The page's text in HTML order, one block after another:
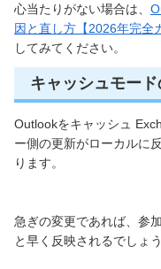
心当たりがない場合は、
因と直し方【2026年完全
してみてください。
キャッシュモー
Outlookをキャッシュ
ー側の更新がローカルに
ります。
急ぎの変更であれば、参
と早く反映されるでしょう